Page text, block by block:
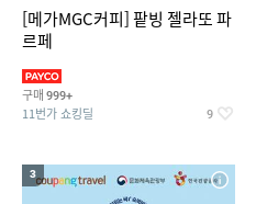
[메가MGC커피] 팥빙 젤라또 파
르페
구매 999+
11번가 쇼킹딜 9
3